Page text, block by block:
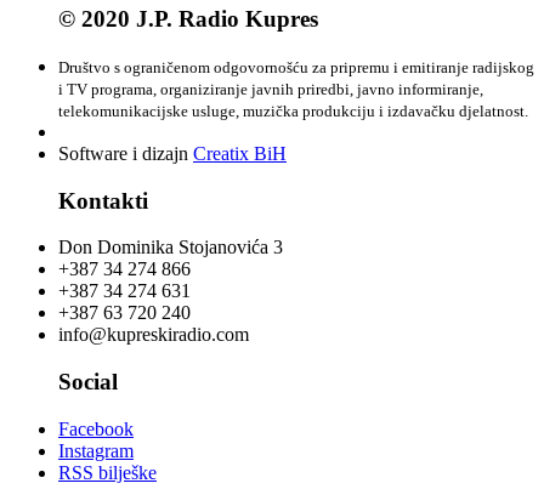
© 2020 J.P. Radio Kupres
Društvo s ograničenom odgovornošću za pripremu i emitiranje radijskog
i TV programa, organiziranje javnih priredbi, javno informiranje,
telekomunikacijske usluge, muzička produkciju i izdavačku djelatnost.
Software i dizajn Creatix BiH
Kontakti
Don Dominika Stojanovića 3
+387 34 274 866
+387 34 274 631
+387 63 720 240
info@kupreskiradio.com
Social
Facebook
Instagram
RSS bilješke